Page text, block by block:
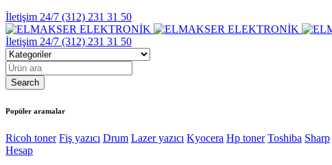
İletişim 24/7 (312) 231 31 50
İletişim 24/7 (312) 231 31 50
Popüler aramalar
Ricoh toner Fiş yazıcı Drum Lazer yazıcı Kyocera Hp toner Toshiba Sharp
Hesap